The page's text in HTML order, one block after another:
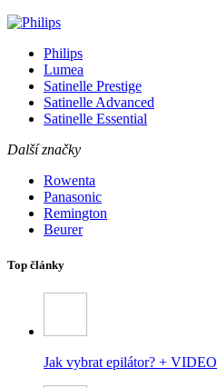
Philips
Lumea
Satinelle Prestige
Satinelle Advanced
Satinelle Essential
Další značky
Rowenta
Panasonic
Remington
Beurer
Top články
Jak vybrat epilátor? + VIDEO